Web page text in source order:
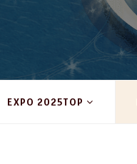
EXPO 2025TOP